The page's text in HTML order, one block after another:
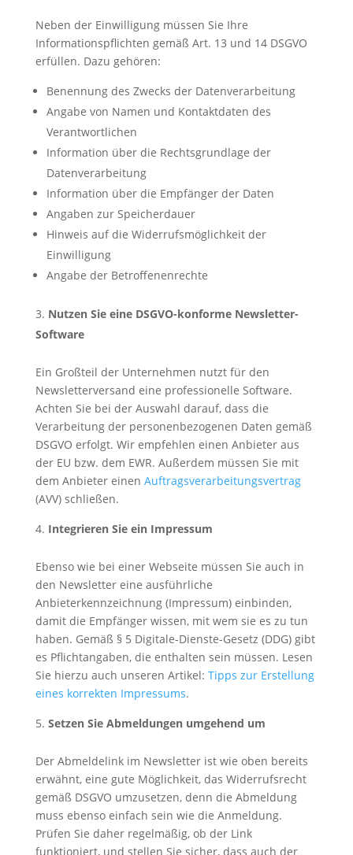
Neben der Einwilligung müssen Sie Ihre
Informationspflichten gemäß Art. 13 und 14 DSGVO
erfüllen. Dazu gehören:
Benennung des Zwecks der Datenverarbeitung
Angabe von Namen und Kontaktdaten des
Verantwortlichen
Information über die Rechtsgrundlage der
Datenverarbeitung
Information über die Empfänger der Daten
Angaben zur Speicherdauer
Hinweis auf die Widerrufsmöglichkeit der
Einwilligung
Angabe der Betroffenenrechte
Nutzen Sie eine DSGVO-konforme Newsletter-
Software
Ein Großteil der Unternehmen nutzt für den
Newsletterversand eine professionelle Software.
Achten Sie bei der Auswahl darauf, dass die
Verarbeitung der personenbezogenen Daten gemäß
DSGVO erfolgt. Wir empfehlen einen Anbieter aus
der EU bzw. dem EWR. Außerdem müssen Sie mit
dem Anbieter einen Auftragsverarbeitungsvertrag
(AVV) schließen.
Integrieren Sie ein Impressum
Ebenso wie bei einer Webseite müssen Sie auch in
den Newsletter eine ausführliche
Anbieterkennzeichnung (Impressum) einbinden,
damit die Empfänger wissen, mit wem sie es zu tun
haben. Gemäß § 5 Digitale-Dienste-Gesetz (DDG) gibt
es Pflichtangaben, die enthalten sein müssen. Lesen
Sie hierzu auch unseren Artikel: Tipps zur Erstellung
eines korrekten Impressums.
Setzen Sie Abmeldungen umgehend um
Der Abmeldelink im Newsletter ist wie oben bereits
erwähnt, eine gute Möglichkeit, das Widerrufsrecht
gemäß DSGVO umzusetzen, denn die Abmeldung
muss ebenso einfach sein wie die Anmeldung.
Prüfen Sie daher regelmäßig, ob der Link
funktioniert, und stellen Sie sicher, dass auch der